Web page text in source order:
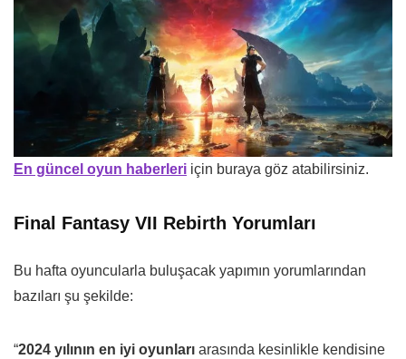
En güncel oyun haberleri için buraya göz atabilirsiniz.
Final Fantasy VII Rebirth Yorumları
Bu hafta oyuncularla buluşacak yapımın yorumlarından
bazıları şu şekilde:
“2024 yılının en iyi oyunları arasında kesinlikle kendisine